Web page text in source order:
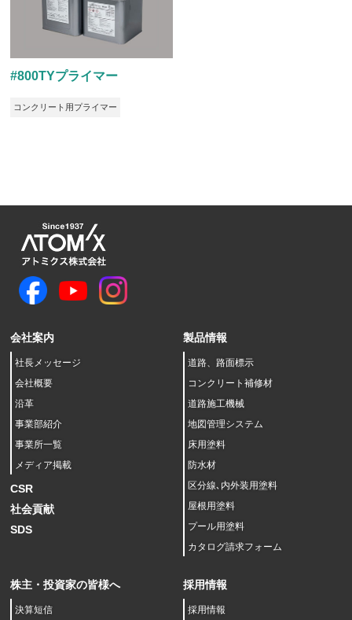
#800TYプライマー
コンクリート用プライマー
会社案内
社長メッセージ
会社概要
沿革
事業部紹介
事業所一覧
メディア掲載
CSR
社会貢献
SDS
製品情報
道路、路面標示
コンクリート補修材
道路施工機械
地図管理システム
床用塗料
防水材
区分線､内外装用塗料
屋根用塗料
プール用塗料
カタログ請求フォーム
株主・投資家の皆様へ
決算短信
採用情報
採用情報